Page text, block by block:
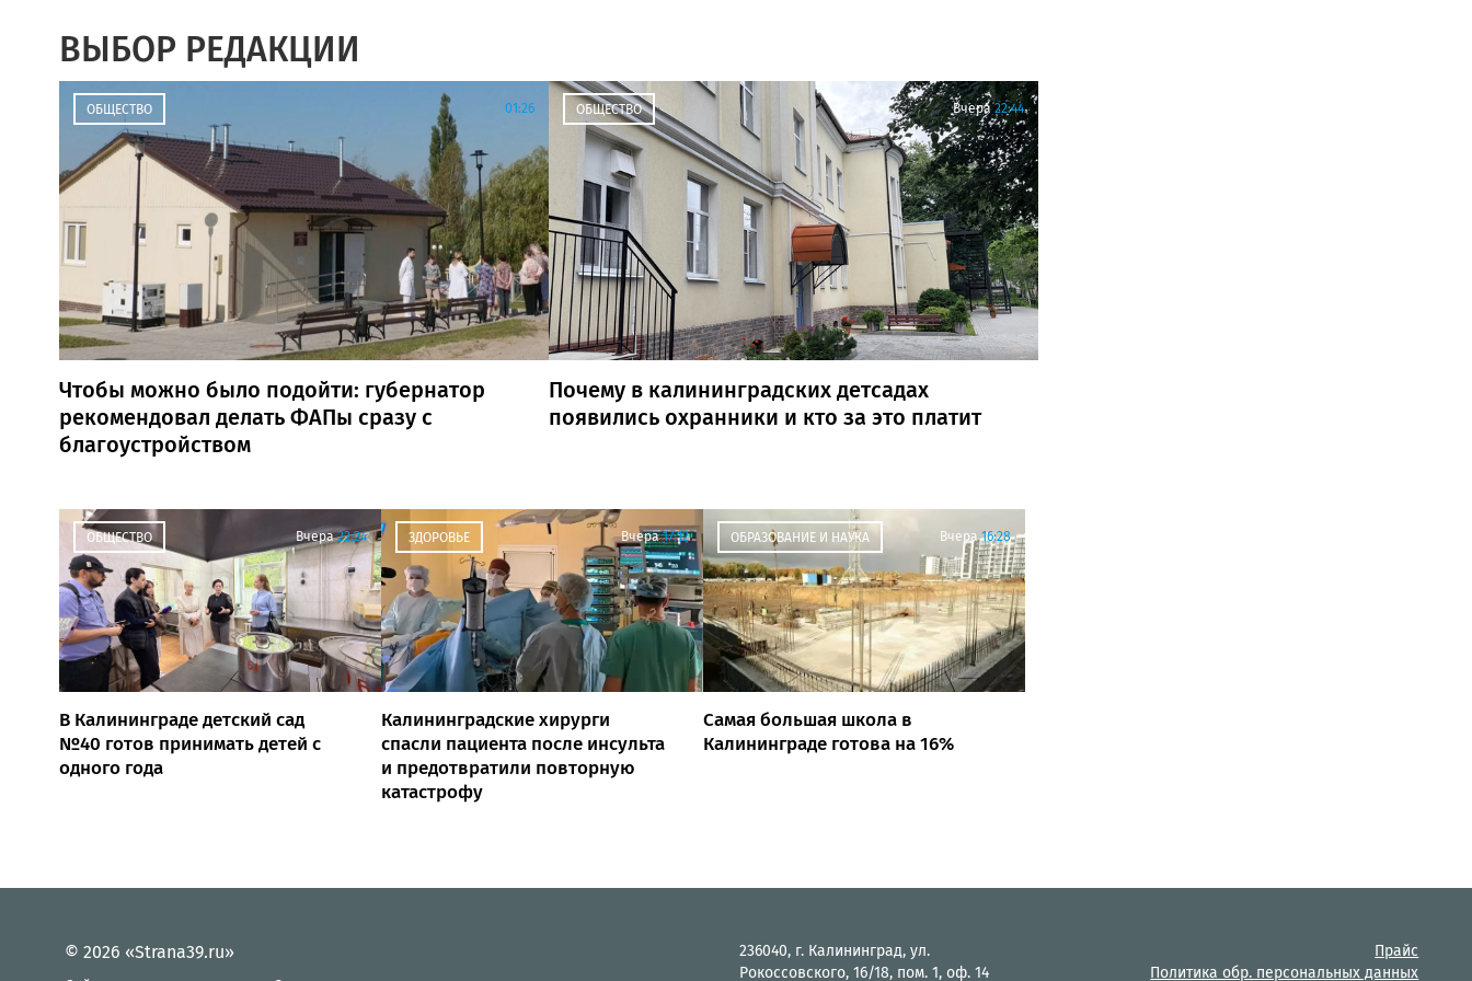
ВЫБОР РЕДАКЦИИ
ОБЩЕСТВО 01:26
Чтобы можно было подойти: губернатор
рекомендовал делать ФАПы сразу с
благоустройством
ОБЩЕСТВО Вчера 22:44
Почему в калининградских детсадах
появились охранники и кто за это платит
ОБЩЕСТВО Вчера 22:24
В Калининграде детский сад
№40 готов принимать детей с
одного года
ЗДОРОВЬЕ Вчера 17:12
Калининградские хирурги
спасли пациента после инсульта
и предотвратили повторную
катастрофу
ОБРАЗОВАНИЕ И НАУКА Вчера 16:28
Самая большая школа в
Калининграде готова на 16%
© 2026 «Strana39.ru»
236040, г. Калининград, ул.
Рокоссовского, 16/18, пом. 1, оф. 14
Прайс
Политика обр. персональных данных